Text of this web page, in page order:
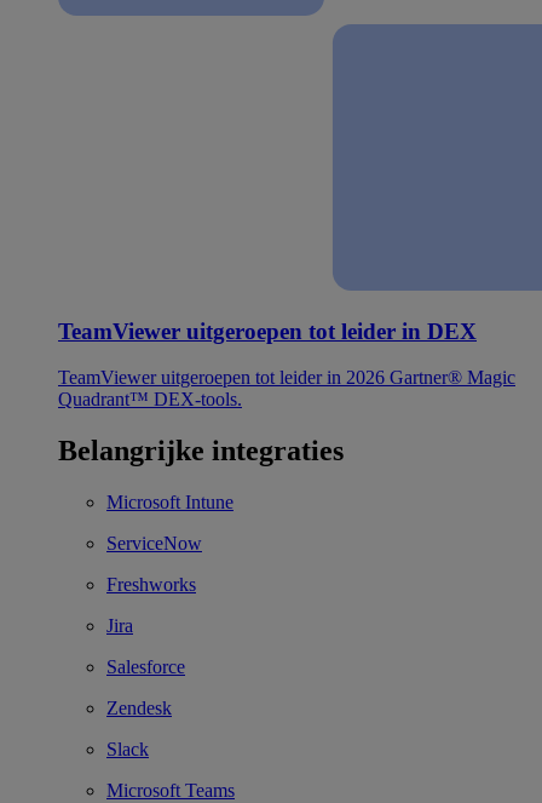
TeamViewer uitgeroepen tot leider in DEX
TeamViewer uitgeroepen tot leider in 2026 Gartner® Magic
Quadrant™ DEX-tools.
Belangrijke integraties
Microsoft Intune
ServiceNow
Freshworks
Jira
Salesforce
Zendesk
Slack
Microsoft Teams